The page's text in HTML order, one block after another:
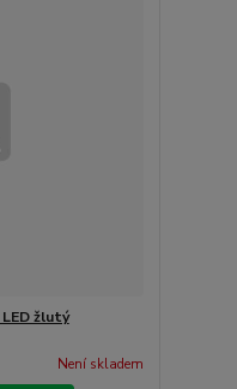
žlutý
Není skladem